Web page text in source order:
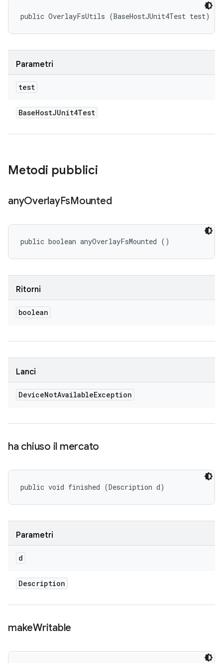
public OverlayFsUtils (BaseHostJUnit4Test test)
Parametri
test
BaseHostJUnit4Test
Metodi pubblici
anyOverlayFsMounted
public boolean anyOverlayFsMounted ()
Ritorni
boolean
Lanci
DeviceNotAvailableException
ha chiuso il mercato
public void finished (Description d)
Parametri
d
Description
makeWritable